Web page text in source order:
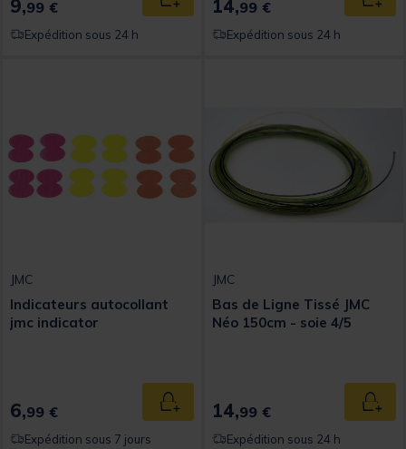
9,99 € Ajouter au panier
Expédition sous 24 h
14,99 €
Expédition sous 24 h
JMC
Indicateurs autocollant
jmc indicator
6,99 € Ajouter au panier
Expédition sous 7 jours
JMC
Bas de Ligne Tissé JMC
Néo 150cm - soie 4/5
14,99 €
Expédition sous 24 h